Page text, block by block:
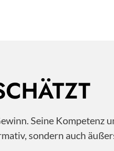
Seine Kompetenz
sondern auch